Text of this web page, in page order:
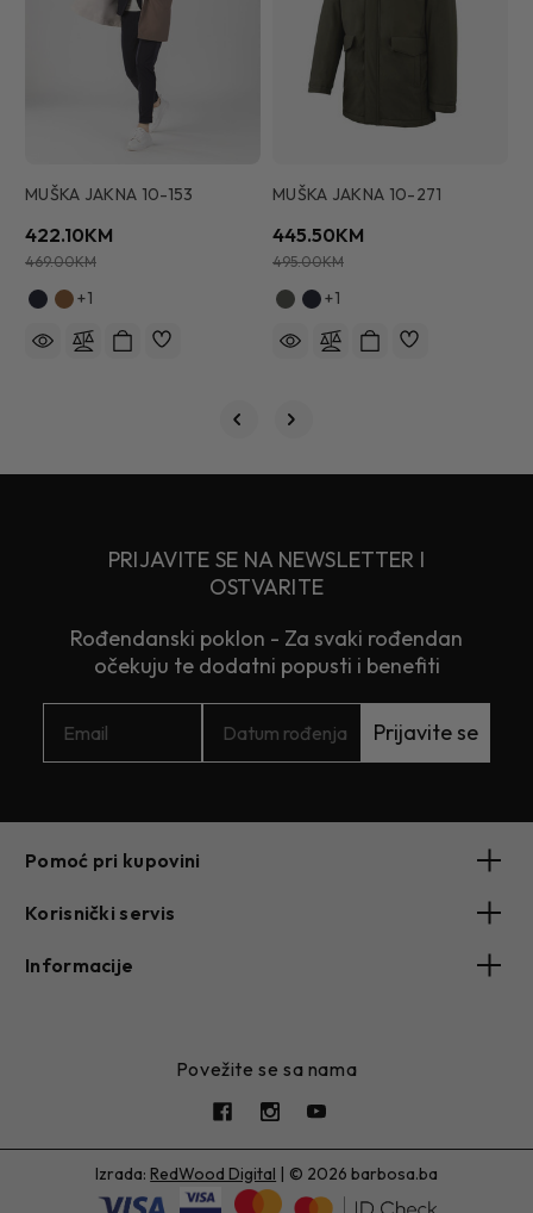
MUŠKA JAKNA 10-153
422.10KM
469.00KM
+1
MUŠKA JAKNA 10-271
445.50KM
495.00KM
+1
PRIJAVITE SE NA NEWSLETTER I
OSTVARITE
Rođendanski poklon - Za svaki rođendan
očekuju te dodatni popusti i benefiti
Prijavite se
Pomoć pri kupovini
Korisnički servis
Informacije
Povežite se sa nama
Izrada: RedWood Digital | © 2026 barbosa.ba